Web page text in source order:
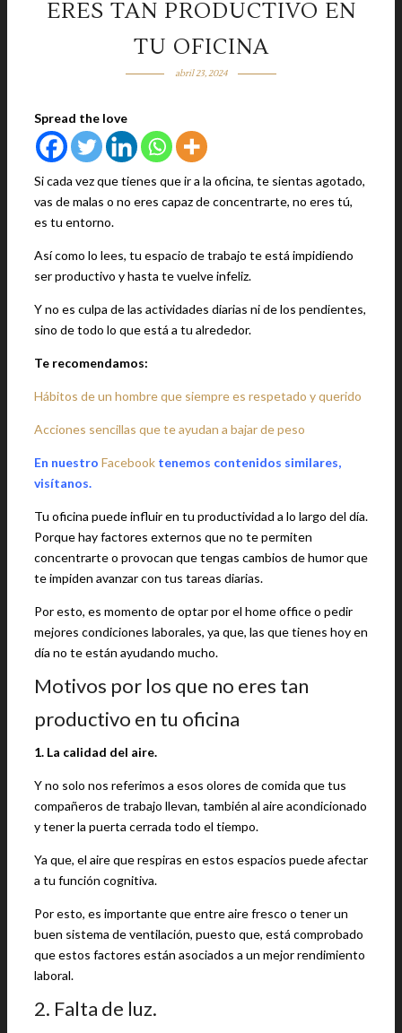
ERES TAN PRODUCTIVO EN
TU OFICINA
abril 23, 2024
Spread the love
Si cada vez que tienes que ir a la oficina, te sientas agotado,
vas de malas o no eres capaz de concentrarte, no eres tú,
es tu entorno.
Así como lo lees, tu espacio de trabajo te está impidiendo
ser productivo y hasta te vuelve infeliz.
Y no es culpa de las actividades diarias ni de los pendientes,
sino de todo lo que está a tu alrededor.
Te recomendamos:
Hábitos de un hombre que siempre es respetado y querido
Acciones sencillas que te ayudan a bajar de peso
En nuestro Facebook tenemos contenidos similares,
visítanos.
Tu oficina puede influir en tu productividad a lo largo del día.
Porque hay factores externos que no te permiten
concentrarte o provocan que tengas cambios de humor que
te impiden avanzar con tus tareas diarias.
Por esto, es momento de optar por el home office o pedir
mejores condiciones laborales, ya que, las que tienes hoy en
día no te están ayudando mucho.
Motivos por los que no eres tan
productivo en tu oficina
1. La calidad del aire.
Y no solo nos referimos a esos olores de comida que tus
compañeros de trabajo llevan, también al aire acondicionado
y tener la puerta cerrada todo el tiempo.
Ya que, el aire que respiras en estos espacios puede afectar
a tu función cognitiva.
Por esto, es importante que entre aire fresco o tener un
buen sistema de ventilación, puesto que, está comprobado
que estos factores están asociados a un mejor rendimiento
laboral.
2. Falta de luz.